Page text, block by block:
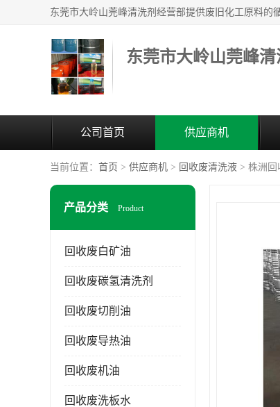
东莞市大岭山莞峰
公司首页 供应商机
当前位置： 首页 > 供应商机 > 回收废清洗液 > 株洲回
产品分类 Product
回收废白矿油
回收废碳氢清洗剂
回收废切削油
回收废导热油
回收废机油
回收废洗板水